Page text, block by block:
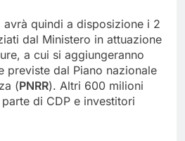
avrà quindi a disposizione i 2
dal Ministero in attuazione
a cui si aggiungeranno
previste dal Piano nazionale
(PNRR). Altri 600 milioni
di CDP e investitori